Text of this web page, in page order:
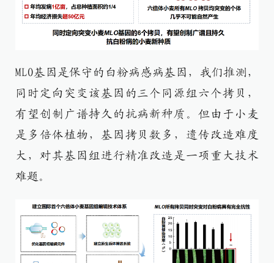
MLO基因是保守的白粉病感病基因，我们推测，
同时定向突变该基因的三个同源组六个拷贝，
有望创制广谱持久的抗病新种质。但由于小麦
是多倍体植物，基因拷贝数多，遗传改造难度
大，对其基因组进行精准改造是一项重大技术
难题。​